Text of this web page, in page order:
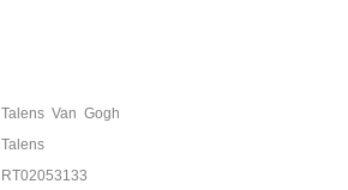
Talens Van Gogh
Talens
RT02053133